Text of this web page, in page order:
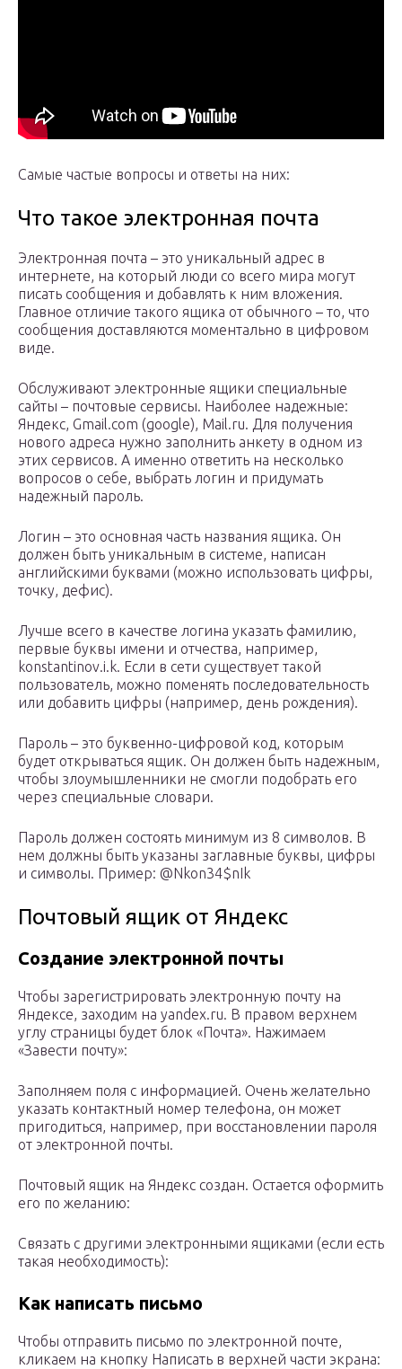
Самые частые вопросы и ответы на них:
Что такое электронная почта
Электронная почта – это уникальный адрес в
интернете, на который люди со всего мира могут
писать сообщения и добавлять к ним вложения.
Главное отличие такого ящика от обычного – то, что
сообщения доставляются моментально в цифровом
виде.
Обслуживают электронные ящики специальные
сайты – почтовые сервисы. Наиболее надежные:
Яндекс, Gmail.com (google), Mail.ru. Для получения
нового адреса нужно заполнить анкету в одном из
этих сервисов. А именно ответить на несколько
вопросов о себе, выбрать логин и придумать
надежный пароль.
Логин – это основная часть названия ящика. Он
должен быть уникальным в системе, написан
английскими буквами (можно использовать цифры,
точку, дефис).
Лучше всего в качестве логина указать фамилию,
первые буквы имени и отчества, например,
konstantinov.i.k. Если в сети существует такой
пользователь, можно поменять последовательность
или добавить цифры (например, день рождения).
Пароль – это буквенно-цифровой код, которым
будет открываться ящик. Он должен быть надежным,
чтобы злоумышленники не смогли подобрать его
через специальные словари.
Пароль должен состоять минимум из 8 символов. В
нем должны быть указаны заглавные буквы, цифры
и символы. Пример: @Nkon34$nIk
Почтовый ящик от Яндекс
Создание электронной почты
Чтобы зарегистрировать электронную почту на
Яндексе, заходим на yandex.ru. В правом верхнем
углу страницы будет блок «Почта». Нажимаем
«Завести почту»:
Заполняем поля с информацией. Очень желательно
указать контактный номер телефона, он может
пригодиться, например, при восстановлении пароля
от электронной почты.
Почтовый ящик на Яндекс создан. Остается оформить
его по желанию:
Связать с другими электронными ящиками (если есть
такая необходимость):
Как написать письмо
Чтобы отправить письмо по электронной почте,
кликаем на кнопку Написать в верхней части экрана: